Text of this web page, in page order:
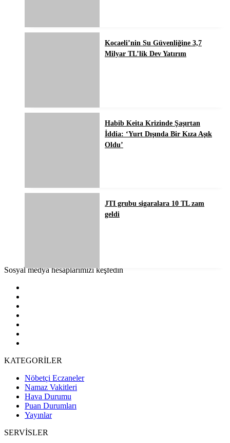
Kocaeli’nin Su Güvenliğine 3,7
Milyar TL’lik Dev Yatırım
Habib Keita Krizinde Şaşırtan
İddia: ‘Yurt Dışında Bir Kıza Aşık
Oldu’
JTI grubu sigaralara 10 TL zam
geldi
Sosyal medya hesaplarımızı keşfedin
KATEGORİLER
Nöbetçi Eczaneler
Namaz Vakitleri
Hava Durumu
Puan Durumları
Yayınlar
SERVİSLER